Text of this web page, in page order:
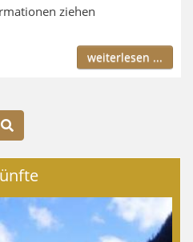
ziehen
weiterlesen ...